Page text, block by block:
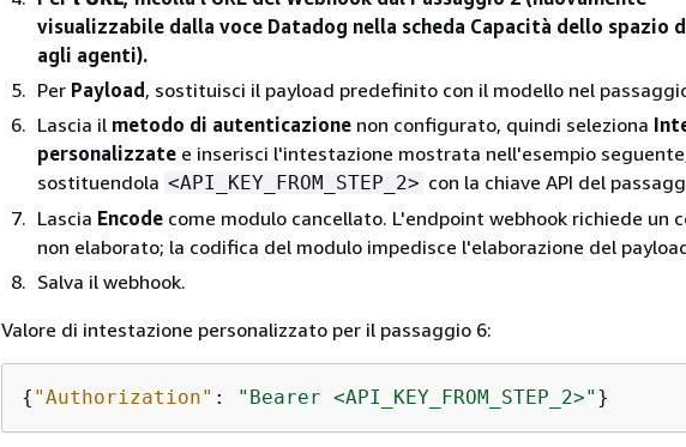
visualizzabile dalla voce Datadog nella scheda Capacità dello spazio
agli agenti).
Per Payload, sostituisci il payload predefinito con il modello nel
Lascia il metodo di autenticazione non configurato, quindi seleziona
personalizzate e inserisci l'intestazione mostrata nell'esempio
sostituendola <API_KEY_FROM_STEP_2> con la chiave API del
Lascia Encode come modulo cancellato. L'endpoint webhook richiede un
non elaborato; la codifica del modulo impedisce l'elaborazione del
Salva il webhook.
Valore di intestazione personalizzato per il passaggio 6:
{ "Authorization" : "Bearer <API_KEY_FROM_STEP_2>" }